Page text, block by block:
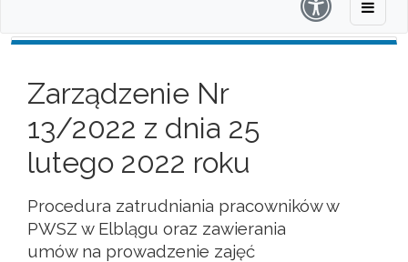
Zarządzenie Nr
13/2022 z dnia 25
lutego 2022 roku
Procedura zatrudniania pracowników w
PWSZ w Elblągu oraz zawierania
umów na prowadzenie zajęć